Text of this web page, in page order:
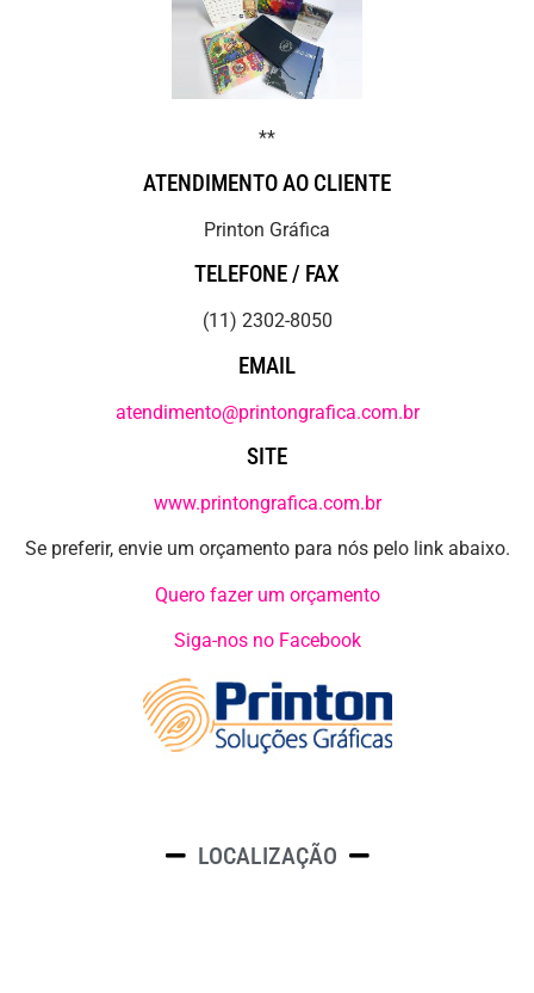
**
ATENDIMENTO AO CLIENTE
Printon Gráfica
TELEFONE / FAX
(11) 2302-8050
EMAIL
atendimento@printongrafica.com.br
SITE
www.printongrafica.com.br
Se preferir, envie um orçamento para nós pelo link abaixo.
Quero fazer um orçamento
Siga-nos no Facebook
LOCALIZAÇÃO